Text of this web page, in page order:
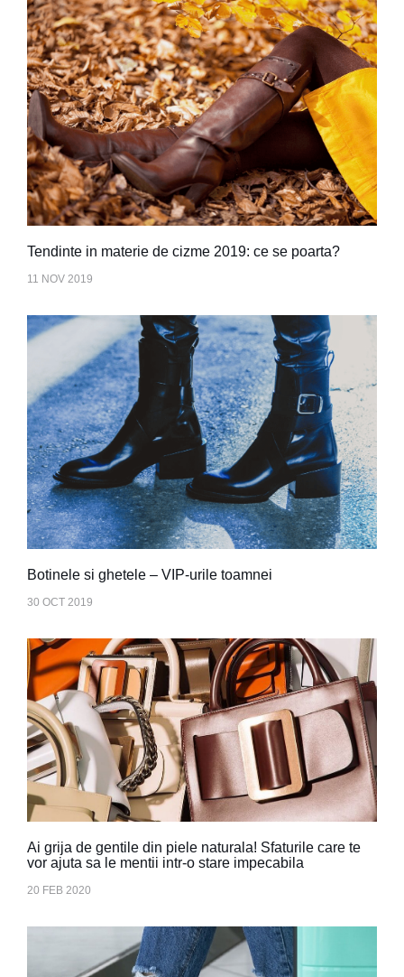
Tendinte in materie de cizme 2019: ce se poarta?
11 NOV 2019
Botinele si ghetele – VIP-urile toamnei
30 OCT 2019
Ai grija de gentile din piele naturala! Sfaturile care te
vor ajuta sa le mentii intr-o stare impecabila
20 FEB 2020